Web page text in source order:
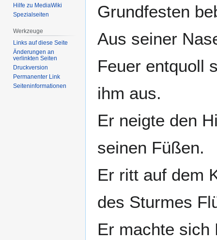
Grundfesten
Aus seiner
Feuer entquoll
ihm aus.
Er neigte den
seinen Füßen.
Er ritt auf dem
des Sturmes
Er machte sich
Hilfe zu MediaWiki
Spezialseiten
Werkzeuge
Links auf diese Seite
Änderungen an
verlinkten Seiten
Druckversion
Permanenter Link
Seiten­­informationen